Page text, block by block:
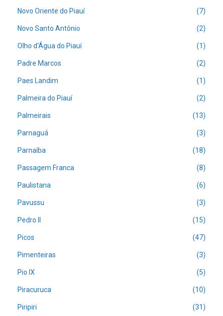
Novo Oriente do Piauí (7)
Novo Santo Antônio (2)
Olho d'Água do Piauí (1)
Padre Marcos (2)
Paes Landim (1)
Palmeira do Piauí (2)
Palmeirais (13)
Parnaguá (3)
Parnaíba (18)
Passagem Franca (8)
Paulistana (6)
Pavussu (3)
Pedro II (15)
Picos (47)
Pimenteiras (3)
Pio IX (5)
Piracuruca (10)
Piripiri (31)